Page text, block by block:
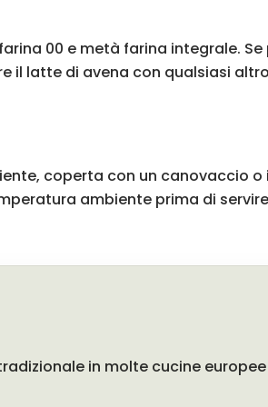
00 e metà farina integrale.
il latte di avena con qualsiasi
coperta con un canovaccio
ambiente prima di
in molte cucine